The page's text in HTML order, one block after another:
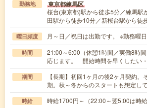
勤務地 東京都練馬区
桜台(東京都)駅から徒歩5分／練馬駅
田駅から徒歩10分／新桜台駅から徒
曜日頻度 月～日／祝日は出勤です。 ※勤務曜
時間
21:00～6:00（休憩1時間／実働8時
応じます。 開始時間を早くしたい
期間
【長期】初回1ヶ月の後2ヶ月契約。
期。秋～冬からのスタートも想定して
時給 時給1700円～（22:00～翌5:00は時給